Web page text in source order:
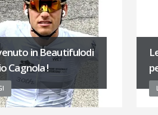
in Beautifulodi
Cagnola !